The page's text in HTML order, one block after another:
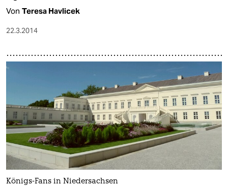
Von Teresa Havlicek
22.3.2014
Königs-Fans in Niedersachsen